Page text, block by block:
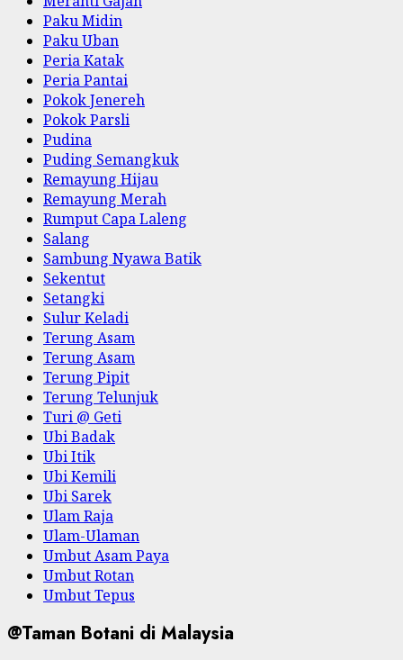
Paku Midin
Paku Uban
Peria Katak
Peria Pantai
Pokok Jenereh
Pokok Parsli
Pudina
Puding Semangkuk
Remayung Hijau
Remayung Merah
Rumput Capa Laleng
Salang
Sambung Nyawa Batik
Sekentut
Setangki
Sulur Keladi
Terung Asam
Terung Asam
Terung Pipit
Terung Telunjuk
Turi @ Geti
Ubi Badak
Ubi Itik
Ubi Kemili
Ubi Sarek
Ulam Raja
Ulam-Ulaman
Umbut Asam Paya
Umbut Rotan
Umbut Tepus
@Taman Botani di Malaysia